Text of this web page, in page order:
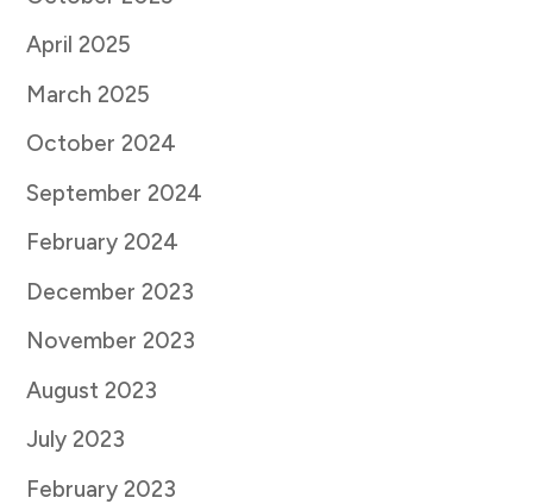
April 2025
March 2025
October 2024
September 2024
February 2024
December 2023
November 2023
August 2023
July 2023
February 2023